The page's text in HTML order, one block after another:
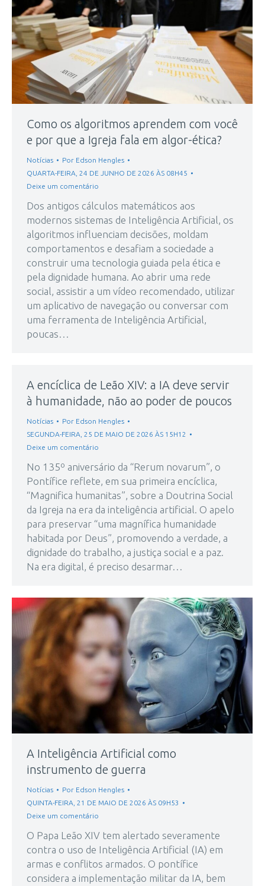
Como os algoritmos aprendem com você
e por que a Igreja fala em algor-ética?
Notícias Por Edson Hengles
QUARTA-FEIRA, 24 DE JUNHO DE 2026 ÀS 08H45
Deixe um comentário
Dos antigos cálculos matemáticos aos
modernos sistemas de Inteligência Artificial, os
algoritmos influenciam decisões, moldam
comportamentos e desafiam a sociedade a
construir uma tecnologia guiada pela ética e
pela dignidade humana. Ao abrir uma rede
social, assistir a um vídeo recomendado, utilizar
um aplicativo de navegação ou conversar com
uma ferramenta de Inteligência Artificial,
poucas…
A encíclica de Leão XIV: a IA deve servir
à humanidade, não ao poder de poucos
Notícias Por Edson Hengles
SEGUNDA-FEIRA, 25 DE MAIO DE 2026 ÀS 15H12
Deixe um comentário
No 135º aniversário da “Rerum novarum”, o
Pontífice reflete, em sua primeira encíclica,
“Magnifica humanitas”, sobre a Doutrina Social
da Igreja na era da inteligência artificial. O apelo
para preservar “uma magnífica humanidade
habitada por Deus”, promovendo a verdade, a
dignidade do trabalho, a justiça social e a paz.
Na era digital, é preciso desarmar…
A Inteligência Artificial como
instrumento de guerra
Notícias Por Edson Hengles
QUINTA-FEIRA, 21 DE MAIO DE 2026 ÀS 09H53
Deixe um comentário
O Papa Leão XIV tem alertado severamente
contra o uso de Inteligência Artificial (IA) em
armas e conflitos armados. O pontífice
considera a implementação militar da IA, bem